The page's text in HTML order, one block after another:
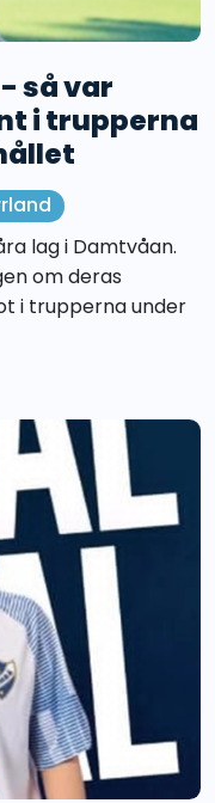
så var
i trupperna
lag i Damtvåan.
om deras
i trupperna under